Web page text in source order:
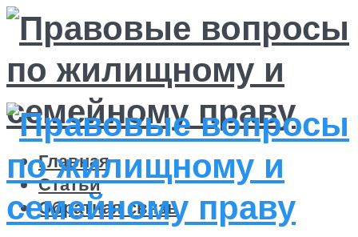
Главная
Статьи
Обратная связь